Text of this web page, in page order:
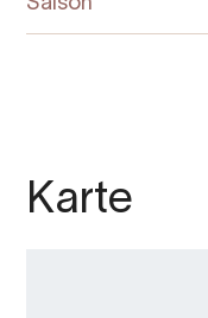
Saison
Karte